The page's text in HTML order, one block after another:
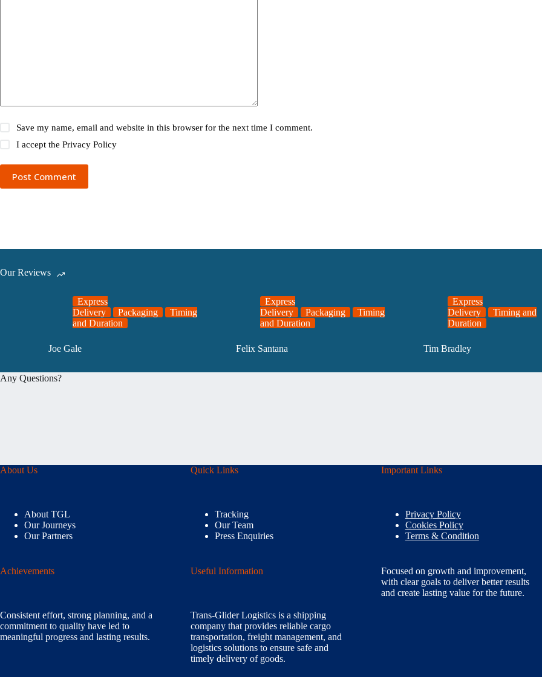
Save my name, email and website in this browser for the next time I comment.
I accept thePrivacy Policy
Post Comment
Our Reviews
Express
Delivery
Packaging
Timing
and Duration
Joe Gale
Express
Delivery
Packaging
Timing
and Duration
Felix Santana
Express
Delivery
Timing and
Duration
Tim Bradley
Any Questions?
About Us
About TGL
Our Journeys
Our Partners
Achievements
Consistent effort, strong planning, and a
commitment to quality have led to
meaningful progress and lasting results.
Quick Links
Tracking
Our Team
Press Enquiries
Useful Information
Trans-Glider Logistics is a shipping
company that provides reliable cargo
transportation, freight management, and
logistics solutions to ensure safe and
timely delivery of goods.
Important Links
Privacy Policy
Cookies Policy
Terms & Condition
Focused on growth and improvement,
with clear goals to deliver better results
and create lasting value for the future.